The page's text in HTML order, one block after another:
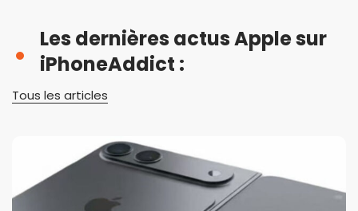
Les dernières actus Apple sur
iPhoneAddict :
Tous les articles